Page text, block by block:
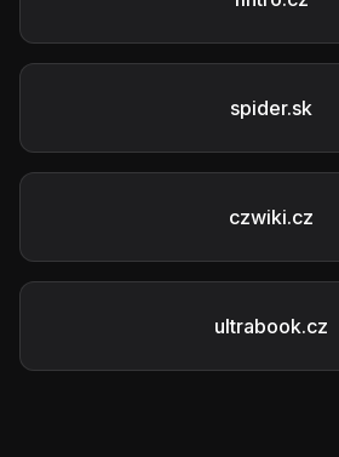
spider.sk
czwiki.cz
ultrabook.cz